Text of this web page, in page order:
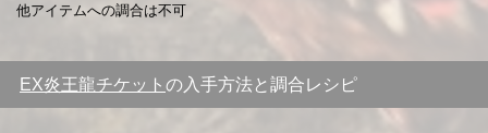
他アイテムへの調合は不可
EX炎王龍チケット の入手方法と調合レシピ